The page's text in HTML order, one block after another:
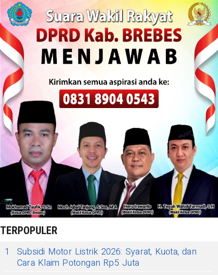
TERPOPULER
1
Subsidi Motor Listrik 2026: Syarat, Kuota, dan
Cara Klaim Potongan Rp5 Juta